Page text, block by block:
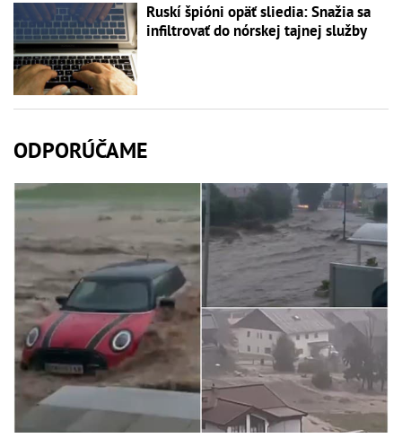
Ruskí špióni opäť sliedia: Snažia sa
infiltrovať do nórskej tajnej služby
ODPORÚČAME